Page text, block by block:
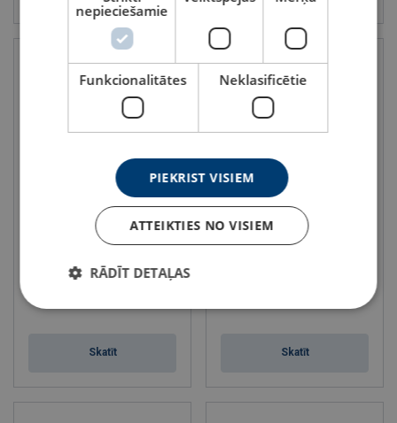
Gredzens ar saīsināšanas āķi
MC1 POWERTEX
Celtspēja : 1.4 - 10 tonnas
Klase: 10
Skatīt
Gredzens ar saīsināšanas
āķiem 2 zaru stropēm MC2
Skatīt
nepieciešamie
Funkcionalitātes Neklasificētie
PIEKRIST VISIEM
ATTEIKTIES NO VISIEM
RĀDĪT DETAĻAS